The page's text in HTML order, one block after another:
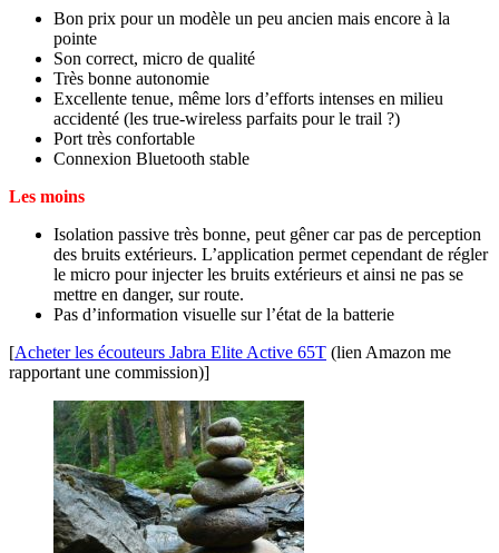
Bon prix pour un modèle un peu ancien mais encore à la
pointe
Son correct, micro de qualité
Très bonne autonomie
Excellente tenue, même lors d’efforts intenses en milieu
accidenté (les true-wireless parfaits pour le trail ?)
Port très confortable
Connexion Bluetooth stable
Les moins
Isolation passive très bonne, peut gêner car pas de perception
des bruits extérieurs. L’application permet cependant de régler
le micro pour injecter les bruits extérieurs et ainsi ne pas se
mettre en danger, sur route.
Pas d’information visuelle sur l’état de la batterie
[Acheter les écouteurs Jabra Elite Active 65T (lien Amazon me
rapportant une commission)]